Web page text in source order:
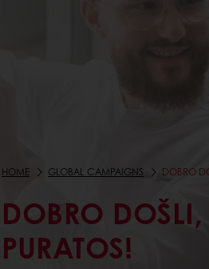
HOME GLOBAL CAMPAIGNS DOBRO
DOBRO
PURATOS!